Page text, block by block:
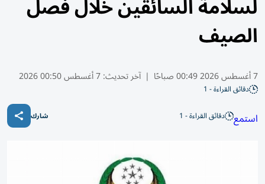
الصيف
7 أغسطس 2026 00:49 صباحًا | آخر تحديث:7 أغسطس 00:50 2026
دقائق القراءة - 1
استمع دقائق القراءة - 1 شارك